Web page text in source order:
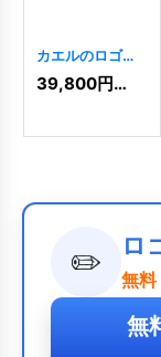
カエルのロゴで
安全運転と迅速
な配達[ 7970
39,800円(税込)
✏️ ロ
無料
無